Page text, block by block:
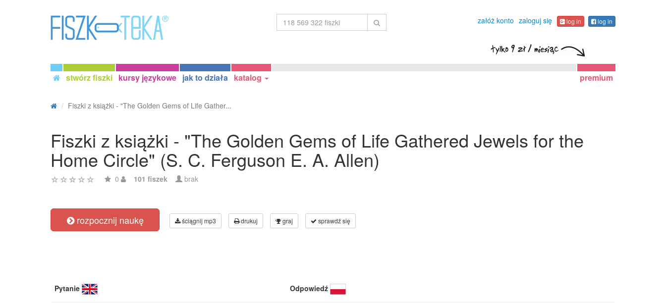
załóż konto zaloguj się log in log in
stwórz fiszki kursy językowe jak to działa katalog premium
Fiszki z książki - "The Golden Gems of Life Gather...
Fiszki z książki - "The Golden Gems of Life Gathered Jewels for the
Home Circle" (S. C. Ferguson E. A. Allen)
0 101 fiszek brak
rozpocznij naukę ściągnij mp3 drukuj graj sprawdź się
Pytanie Odpowiedź